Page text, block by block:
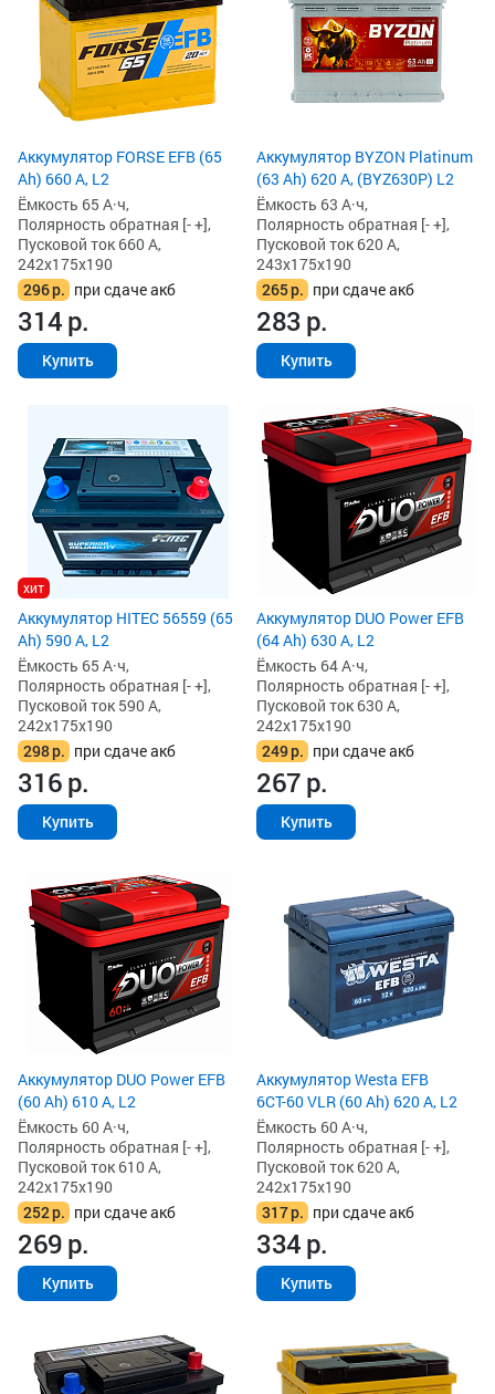
Аккумулятор FORSE EFB (65
Ah) 660 А, L2
Ёмкость 65 А·ч,
Полярность обратная [- +],
Пусковой ток 660 А,
242x175x190
296р. при сдаче акб
314р.
Купить
Аккумулятор BYZON Platinum
(63 Ah) 620 А, (BYZ630P) L2
Ёмкость 63 А·ч,
Полярность обратная [- +],
Пусковой ток 620 А,
243x175x190
265р. при сдаче акб
283р.
Купить
хит
Аккумулятор HITEC 56559 (65
Ah) 590 А, L2
Ёмкость 65 А·ч,
Полярность обратная [- +],
Пусковой ток 590 А,
242x175x190
298р. при сдаче акб
316р.
Купить
Аккумулятор DUO Power EFB
(64 Ah) 630 А, L2
Ёмкость 64 А·ч,
Полярность обратная [- +],
Пусковой ток 630 А,
242x175x190
249р. при сдаче акб
267р.
Купить
Аккумулятор DUO Power EFB
(60 Ah) 610 А, L2
Ёмкость 60 А·ч,
Полярность обратная [- +],
Пусковой ток 610 А,
242x175x190
252р. при сдаче акб
269р.
Купить
Аккумулятор Westa EFB
6СТ-60 VLR (60 Ah) 620 А, L2
Ёмкость 60 А·ч,
Полярность обратная [- +],
Пусковой ток 620 А,
242x175x190
317р. при сдаче акб
334р.
Купить